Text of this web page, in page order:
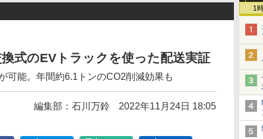
1
式のEVトラックを使った配送実証
可能。年間約6.1トンのCO2削減効果も
編集部：石川万鈴 2022年11月24日 18:05